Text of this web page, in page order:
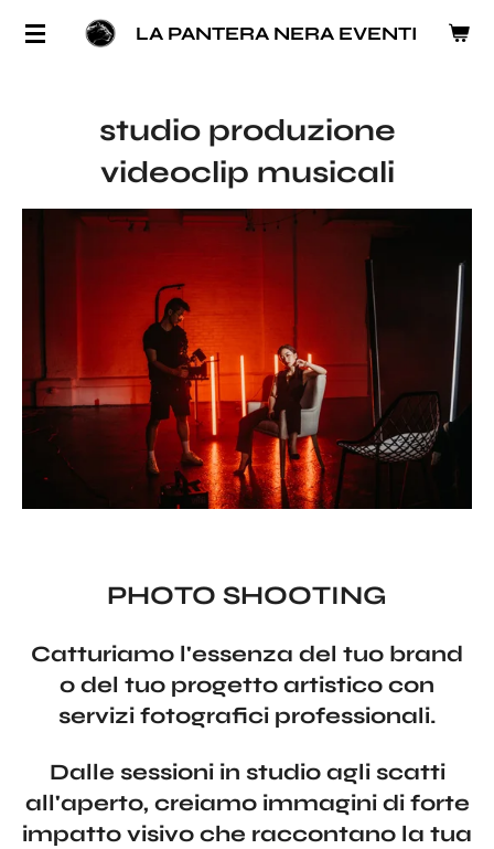
Vai
LA PANTERA NERA EVENTI
studio produzione
videoclip musicali
PHOTO SHOOTING
Catturiamo l'essenza del tuo brand
o del tuo progetto artistico con
servizi fotografici professionali.
Dalle sessioni in studio agli scatti
all'aperto, creiamo immagini di forte
impatto visivo che raccontano la tua